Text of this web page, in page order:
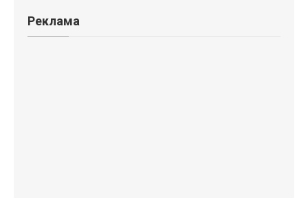
Реклама